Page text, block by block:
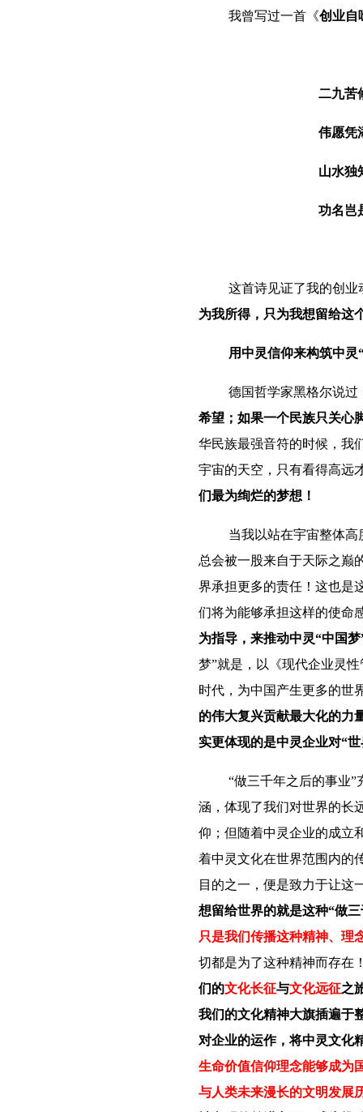
我曾写过一首《创业自
二九苦
伟愿凭
山水独
功名岂
这首诗见证了我的创
为我所得，只为我想留给这
用中灵信仰来构筑中灵
德国哲学家黑格尔说过
希望 ；如果一个民族只关心
华民族最强音符的时候，我
宇宙的天空，只有看得高远
们最为绚烂的梦想！
当我以站在宇宙整体
总会被一股来自于天际之巅
界承担更多的责任！ 这也是
们将为能够承担这样的使命
为指导，来推动中灵“中国
梦”就是，以《现代企业灵
时代，为中国产生更多的世
的伟大复兴贡献最大化的力
实更体现的是中灵企业对“
“做三千年之后的事业
涵，体现了我们对世界的长
仰；但随着中灵企业的成立
着中灵文化在世界范围内的
目的之一，便是致力于让这
想留给世界的就是这种“做
只是我们传播这种精神、理
切都是为了这种精神而存在
们的文化长征与文化远征之
我们的文化精神大旗插遍于
对企业的运作，将中灵文化
生命价值信仰理念能够成为
与人类未来漫长的文明发展